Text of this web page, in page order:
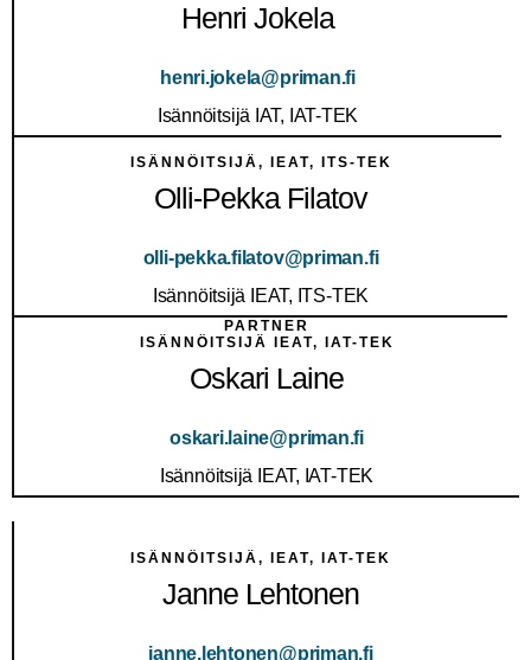
Henri Jokela
henri.jokela@priman.fi
Isännöitsijä IAT, IAT-TEK
ISÄNNÖITSIJÄ, IEAT, ITS-TEK
Olli-Pekka Filatov
olli-pekka.filatov@priman.fi
Isännöitsijä IEAT, ITS-TEK
PARTNER
ISÄNNÖITSIJÄ IEAT, IAT-TEK
Oskari Laine
oskari.laine@priman.fi
Isännöitsijä IEAT, IAT-TEK
ISÄNNÖITSIJÄ, IEAT, IAT-TEK
Janne Lehtonen
janne.lehtonen@priman.fi